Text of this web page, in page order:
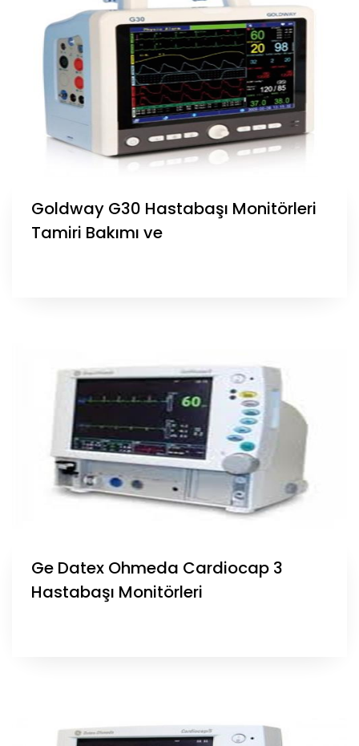
Goldway G30 Hastabaşı Monitörleri
Tamiri Bakımı ve
Ge Datex Ohmeda Cardiocap 3
Hastabaşı Monitörleri